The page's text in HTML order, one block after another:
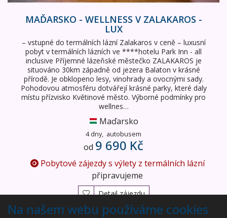
MAĎARSKO - WELLNESS V ZALAKAROS -
LUX
– vstupné do termálních lázní Zalakaros v ceně – luxusní
pobyt v termálních lázních ve ****hotelu Park Inn - all
inclusive Příjemné lázeňské městečko ZALAKAROS je
situováno 30km západně od jezera Balaton v krásné
přírodě. Je obklopeno lesy, vinohrady a ovocnými sady.
Pohodovou atmosféru dotvářejí krásné parky, které daly
místu přízvisko Květinové město. Výborné podmínky pro
wellnes…
Maďarsko
4 dny, autobusem
od 9 690 Kč
Pobytové zájezdy s výlety z termálních lázní
připravujeme
Detail zájezdu
Na našem webu používáme cookies